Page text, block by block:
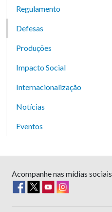
Regulamento
Defesas
Produções
Impacto Social
Internacionalização
Notícias
Eventos
Acompanhe nas mídias sociais